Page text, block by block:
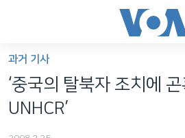
가
능
링
과거 기사
‘중국의 탈북자 조치에
UNHCR’